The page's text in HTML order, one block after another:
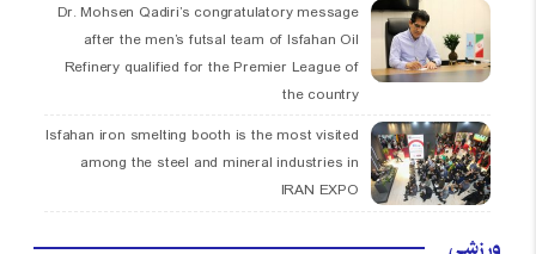
Dr. Mohsen Qadiri’s congratulatory message
after the men’s futsal team of Isfahan Oil
Refinery qualified for the Premier League of
the country
Isfahan iron smelting booth is the most visited
among the steel and mineral industries in
IRAN EXPO